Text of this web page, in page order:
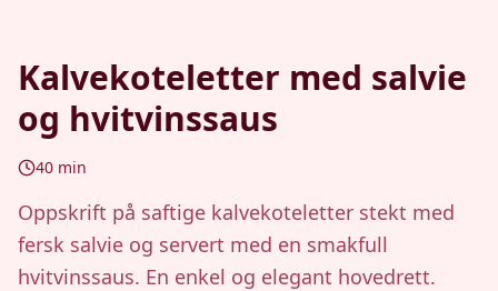
Kalvekoteletter med salvie
og hvitvinssaus
40 min
Oppskrift på saftige kalvekoteletter stekt med
fersk salvie og servert med en smakfull
hvitvinssaus. En enkel og elegant hovedrett.